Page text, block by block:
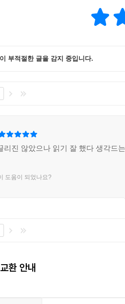
이 부적절한 글을 감지 중입니다.
리진 않았으나 읽기 잘 했다 생각드
도움이 되었나요?
환 안내